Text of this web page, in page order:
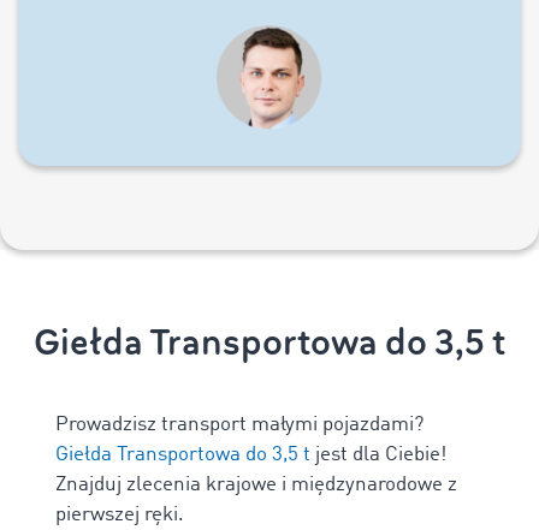
Giełda Transportowa do 3,5 t
Prowadzisz transport małymi pojazdami?
Giełda Transportowa do 3,5 t jest dla Ciebie!
Znajduj zlecenia krajowe i międzynarodowe z
pierwszej ręki.